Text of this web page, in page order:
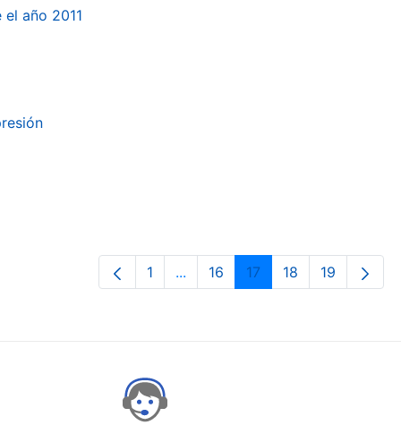
año 2011
Page
1 ...Intermediate Pages Use TAB to
Page
16 Page
17 Page
18 Page
19